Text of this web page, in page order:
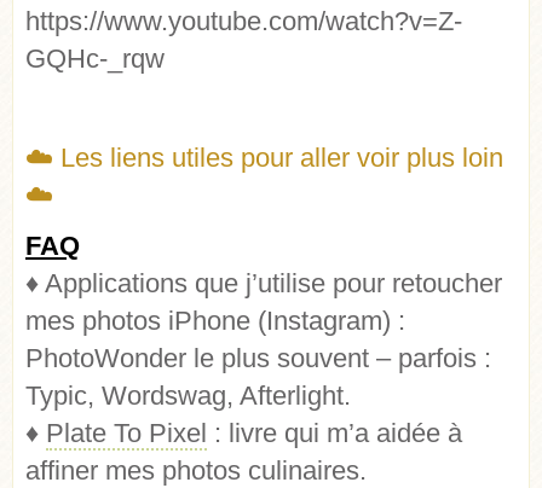
https://www.youtube.com/watch?v=Z-
GQHc-_rqw
☁️ Les liens utiles pour aller voir plus loin
☁️
FAQ
♦ Applications que j’utilise pour retoucher
mes photos iPhone (Instagram) :
PhotoWonder le plus souvent – parfois :
Typic, Wordswag, Afterlight.
♦ Plate To Pixel : livre qui m’a aidée à
affiner mes photos culinaires.